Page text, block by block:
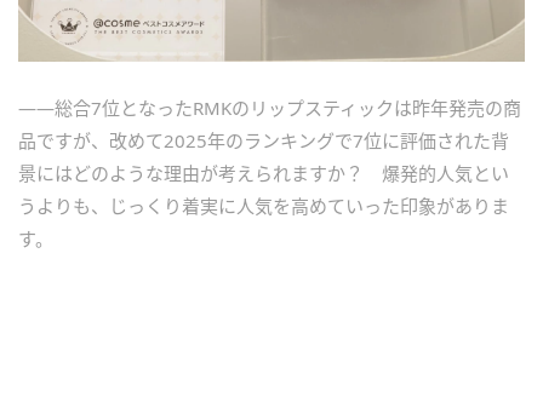
――総合7位となったRMKのリップスティックは昨年発売の商
品ですが、改めて2025年のランキングで7位に評価された背
景にはどのような理由が考えられますか？ 爆発的人気とい
うよりも、じっくり着実に人気を高めていった印象がありま
す。